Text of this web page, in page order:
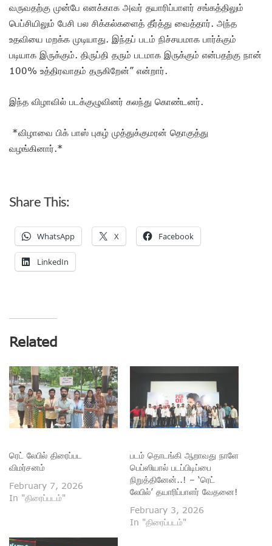
வருவதற்கு முன்பே எனக்காக அவர் தயாரிப்பாளர் சங்கத்திலும்
பெப்சியிலும் பேசி பல சிக்கல்களைத் தீர்த்து வைத்தார். அந்த
உதவியை மறக்க முடியாது. இந்தப் படம் நிச்சயமாக பார்க்கும்
படியாக இருக்கும். திருப்தி தரும் படமாக இருக்கும் என்பதற்கு நான்
100% உத்திரவாதம் தருகிறேன்” என்றார்.
இந்த விழாவில் படக்குழுவினர் கலந்து கொண்டனர்.
*விழாவை பிக் பாஸ் புகழ் முத்துக்குமரன் தொகுத்து
வழங்கினார்.*
Share This:
WhatsApp X Facebook
LinkedIn
Related
ரெட் லேபில் திரைப்பட
விமர்சனம்
February 7, 2026
In "திரைப்படம்"
படம் தொடங்கி ஆறாவது நாளே
பெப்ஸியால் படப்பிடிப்பை
நிறுத்தினேன்..! – ‘ரெட்
லேபில்’ தயாரிப்பாளர் வேதனை!
February 3, 2026
In "திரைப்படம்"